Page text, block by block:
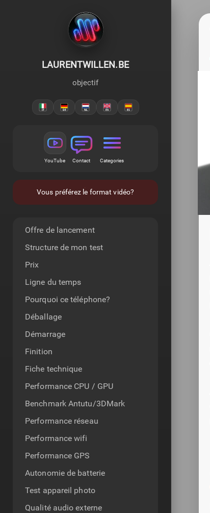
LAURENTWILLEN.BE
objectif
YouTube Contact Categories
Vous préférez le format vidéo?
Offre de lancement
Structure de mon test
Prix
Ligne du temps
Pourquoi ce téléphone?
Déballage
Démarrage
Finition
Fiche technique
Performance CPU / GPU
Benchmark Antutu/3DMark
Performance réseau
Performance wifi
Performance GPS
Autonomie de batterie
Test appareil photo
Qualité audio externe